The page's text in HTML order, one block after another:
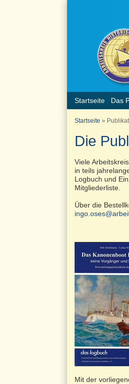
Startseite Das
Startseite »
Die
Viele
in teils
Logbuch und
Mitgliederliste.
Über die
Mit der